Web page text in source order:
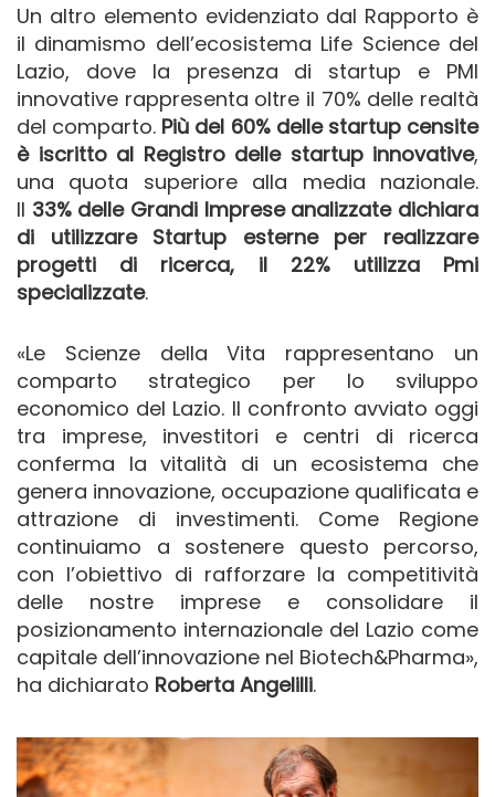
Un altro elemento evidenziato dal Rapporto è
il dinamismo dell’ecosistema Life Science del
Lazio, dove la presenza di startup e PMI
innovative rappresenta oltre il 70% delle realtà
del comparto. Più del 60% delle startup censite
è iscritto al Registro delle startup innovative,
una quota superiore alla media nazionale.
Il 33% delle Grandi Imprese analizzate dichiara
di utilizzare Startup esterne per realizzare
progetti di ricerca, il 22% utilizza Pmi
specializzate.
«Le Scienze della Vita rappresentano un
comparto strategico per lo sviluppo
economico del Lazio. Il confronto avviato oggi
tra imprese, investitori e centri di ricerca
conferma la vitalità di un ecosistema che
genera innovazione, occupazione qualificata e
attrazione di investimenti. Come Regione
continuiamo a sostenere questo percorso,
con l’obiettivo di rafforzare la competitività
delle nostre imprese e consolidare il
posizionamento internazionale del Lazio come
capitale dell’innovazione nel Biotech&Pharma»,
ha dichiarato Roberta Angelilli.